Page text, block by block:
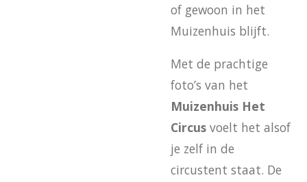
of gewoon in het
Muizenhuis blijft.
Met de prachtige
foto’s van het
Muizenhuis Het
Circus voelt het alsof
je zelf in de
circustent staat. De